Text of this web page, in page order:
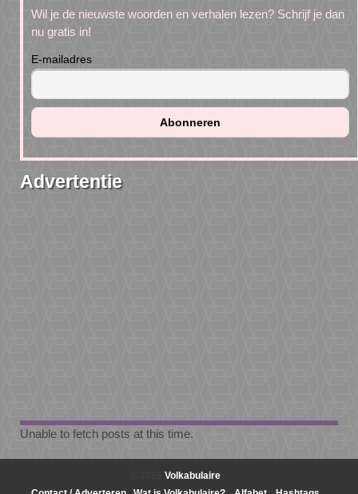
Wil je de nieuwste woorden en verhalen lezen? Schrijf je dan
nu gratis in!
E-mailadres
Advertentie
Unable to fetch posts at this time.
Volkabulaire